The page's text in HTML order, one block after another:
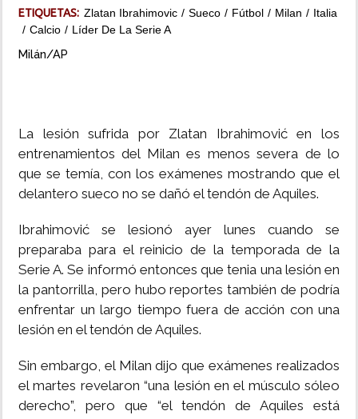
ETIQUETAS: Zlatan Ibrahimovic Sueco Fútbol Milan
Italia
Calcio
Líder De La Serie A
Milán/AP
La lesión sufrida por Zlatan Ibrahimović en los
entrenamientos del Milan es menos severa de lo
que se temía, con los exámenes mostrando que el
delantero sueco no se dañó el tendón de Aquiles.
Ibrahimović se lesionó ayer lunes cuando se
preparaba para el reinicio de la temporada de la
Serie A. Se informó entonces que tenia una lesión en
la pantorrilla, pero hubo reportes también de podría
enfrentar un largo tiempo fuera de acción con una
lesión en el tendón de Aquiles.
Sin embargo, el Milan dijo que exámenes realizados
el martes revelaron “una lesión en el músculo sóleo
derecho”, pero que “el tendón de Aquiles está